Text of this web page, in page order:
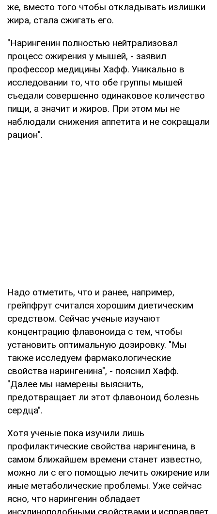
же, вместо того чтобы откладывать излишки
жира, стала сжигать его.
"Нарингенин полностью нейтрализовал
процесс ожирения у мышей, - заявил
профессор медицины Хафф. Уникально в
исследовании то, что обе группы мышей
съедали совершенно одинаковое количество
пищи, а значит и жиров. При этом мы не
наблюдали снижения аппетита и не сокращали
рацион".
Надо отметить, что и ранее, например,
грейпфрут считался хорошим диетическим
средством. Сейчас ученые изучают
концентрацию флавоноида с тем, чтобы
установить оптимальную дозировку. "Мы
также исследуем фармакологические
свойства нарингенина", - пояснил Хафф.
"Далее мы намерены выяснить,
предотвращает ли этот флавоноид болезнь
сердца".
Хотя ученые пока изучили лишь
профилактические свойства нарингенина, в
самом ближайшем времени станет известно,
можно ли с его помощью лечить ожирение или
иные метаболические проблемы. Уже сейчас
ясно, что нарингенин обладает
инсулиноподобными свойствами и исправляет